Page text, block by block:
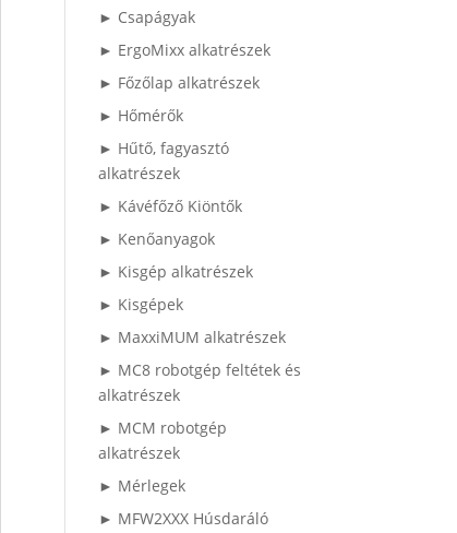
► Csapágyak
► ErgoMixx alkatrészek
► Főzőlap alkatrészek
► Hőmérők
► Hűtő, fagyasztó
alkatrészek
► Kávéfőző Kiöntők
► Kenőanyagok
► Kisgép alkatrészek
► Kisgépek
► MaxxiMUM alkatrészek
► MC8 robotgép feltétek és
alkatrészek
► MCM robotgép
alkatrészek
► Mérlegek
► MFW2XXX Húsdaráló